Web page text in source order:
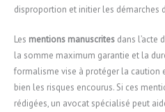
disproportion et initier les démarches
Les mentions manuscrites dans l’acte
la somme maximum garantie et la
formalisme vise à protéger la caution
bien les risques encourus. Si ces
rédigées, un avocat spécialisé peut